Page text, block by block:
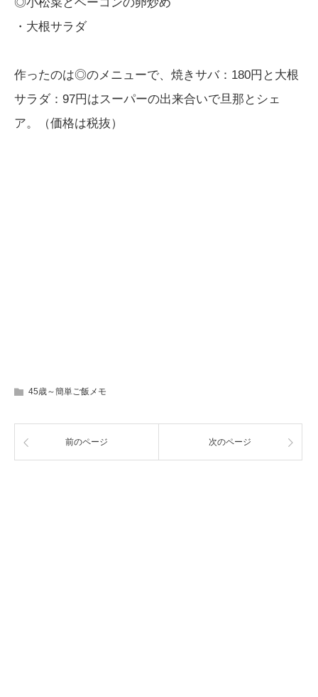
・大根サラダ
作ったのは◎のメニューで、焼きサバ：180円と大根
サラダ：97円はスーパーの出来合いで旦那とシェ
ア。（価格は税抜）
45歳～簡単ご飯メモ
前のページ 次のページ